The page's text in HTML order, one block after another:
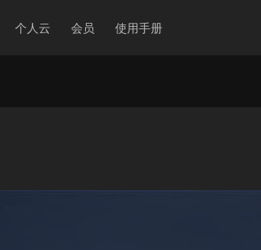
个人云 会员 使用手册